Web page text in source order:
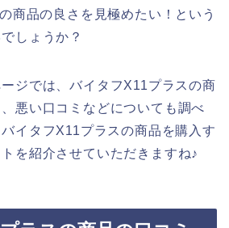
商品の良さを見極めたい！という
しょうか？
ジでは、バイタフX11プラスの商
悪い口コミなどについても調べ
イタフX11プラスの商品を購入す
を紹介させていただきますね♪